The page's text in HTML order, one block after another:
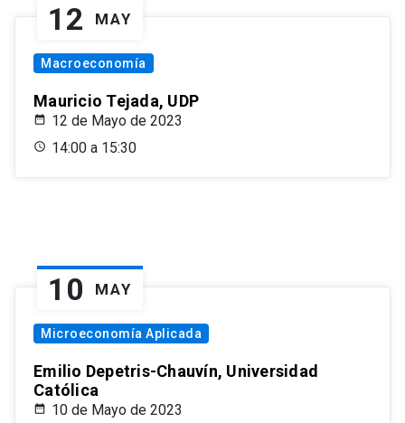
12 MAY
Macroeconomía
Mauricio Tejada, UDP
12 de Mayo de 2023
14:00 a 15:30
10 MAY
Microeconomía Aplicada
Emilio Depetris-Chauvín, Universidad
Católica
10 de Mayo de 2023